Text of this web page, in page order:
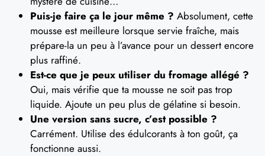
Puis-je faire ça le jour même ? Absolument, cette
mousse est meilleure lorsque servie fraîche, mais
prépare-la un peu à l’avance pour un dessert encore
plus raffiné.
Est-ce que je peux utiliser du fromage allégé ?
Oui, mais vérifie que ta mousse ne soit pas trop
liquide. Ajoute un peu plus de gélatine si besoin.
Une version sans sucre, c’est possible ?
Carrément. Utilise des édulcorants à ton goût, ça
fonctionne aussi.